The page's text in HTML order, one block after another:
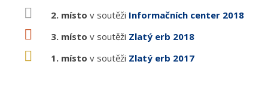
2. místo v soutěži Informačních center 2018
3. místo v soutěži Zlatý erb 2018
1. místo v soutěži Zlatý erb 2017